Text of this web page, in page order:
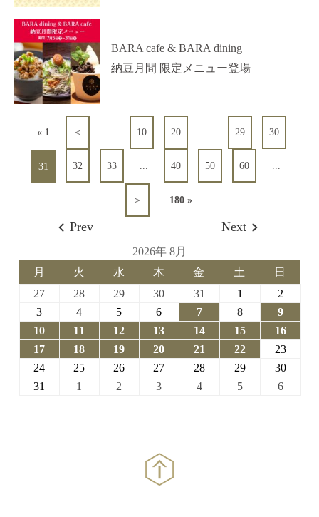
BARA cafe & BARA dining
納豆月間 限定メニュー登場
« 1 ＜ ... 10 20 ... 29 30
31 32 33 ... 40 50 60 ...
＞ 180 »
Prev Next
2026年 8月
月
曜
火
曜
水
曜
木木
曜
金
日
土 日
日
272026-
27
282026-
292026-
302026-
31
31
1
08-
01
22026-
08-
02
32026-
08-
03
42026-
08-
04
52026-
08-
05
62026-
08-
06
72026-
08-
07
82026-
08-
08
92026-
08-
09
102026-
08-
11
08-
11
12
08-
12
132026-
08-
13
142026-
14
152026-
08-
15
162026-
08-
16
172026-
08-
182026-
08-
192026-
08-
202026-
08-
21
08-
222026-
08-
232026-
08-
242026-
252026-
262026-
272026-
282026-
292026-
302026-
31 1 2 32026-
42026-
52026-
62026-